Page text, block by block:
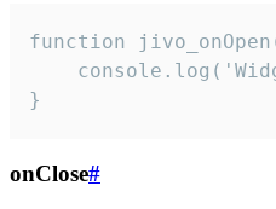
function
}
onClose#